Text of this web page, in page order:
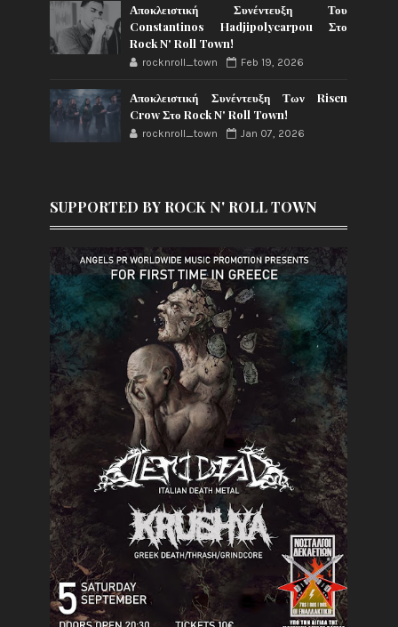
Αποκλειστική Συνέντευξη Του
Constantinos Hadjipolycarpou Στο
Rock N' Roll Town!
rocknroll_town Feb 19, 2026
Αποκλειστική Συνέντευξη Των Risen
Crow Στο Rock N' Roll Town!
rocknroll_town Jan 07, 2026
SUPPORTED BY ROCK N' ROLL TOWN